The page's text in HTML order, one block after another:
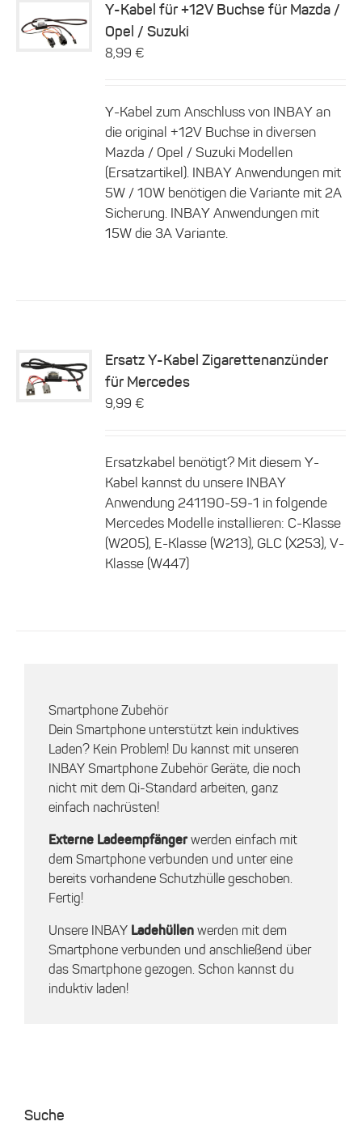
Dieses
Produkt
Produktseite
Details
Y-Kabel für +12V Buchse für Mazda /
Opel / Suzuki
8,99€
Y-Kabel zum Anschluss von INBAY an
die original +12V Buchse in diversen
Mazda / Opel / Suzuki Modellen
(Ersatzartikel). INBAY Anwendungen mit
5W / 10W benötigen die Variante mit 2A
Sicherung. INBAY Anwendungen mit
15W die 3A Variante.
Details
Ersatz Y-Kabel Zigarettenanzünder
für Mercedes
9,99€
Ersatzkabel benötigt? Mit diesem Y-
Kabel kannst du unsere INBAY
Anwendung 241190-59-1 in folgende
Mercedes Modelle installieren: C-Klasse
(W205), E-Klasse (W213), GLC (X253), V-
Klasse (W447)
Smartphone Zubehör
Dein Smartphone unterstützt kein induktives
Laden? Kein Problem! Du kannst mit unseren
INBAY Smartphone Zubehör Geräte, die noch
nicht mit dem Qi-Standard arbeiten, ganz
einfach nachrüsten!
Externe Ladeempfängerwerden einfach mit
dem Smartphone verbunden und unter eine
bereits vorhandene Schutzhülle geschoben.
Fertig!
Unsere INBAY Ladehüllen werden mit dem
Smartphone verbunden und anschließend über
das Smartphone gezogen. Schon kannst du
induktiv laden!
Suche